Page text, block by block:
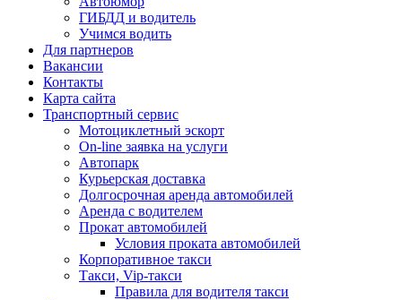
ГИБДД и водитель
Учимся водить
Для партнеров
Вакансии
Контакты
Карта сайта
Транспортный сервис
Мотоциклетный эскорт
On-line заявка на услуги
Автопарк
Курьерская доставка
Долгосрочная аренда автомобилей
Аренда с водителем
Прокат автомобилей
Условия проката автомобилей
Корпоративное такси
Такси, Vip-такси
Правила для водителя такси